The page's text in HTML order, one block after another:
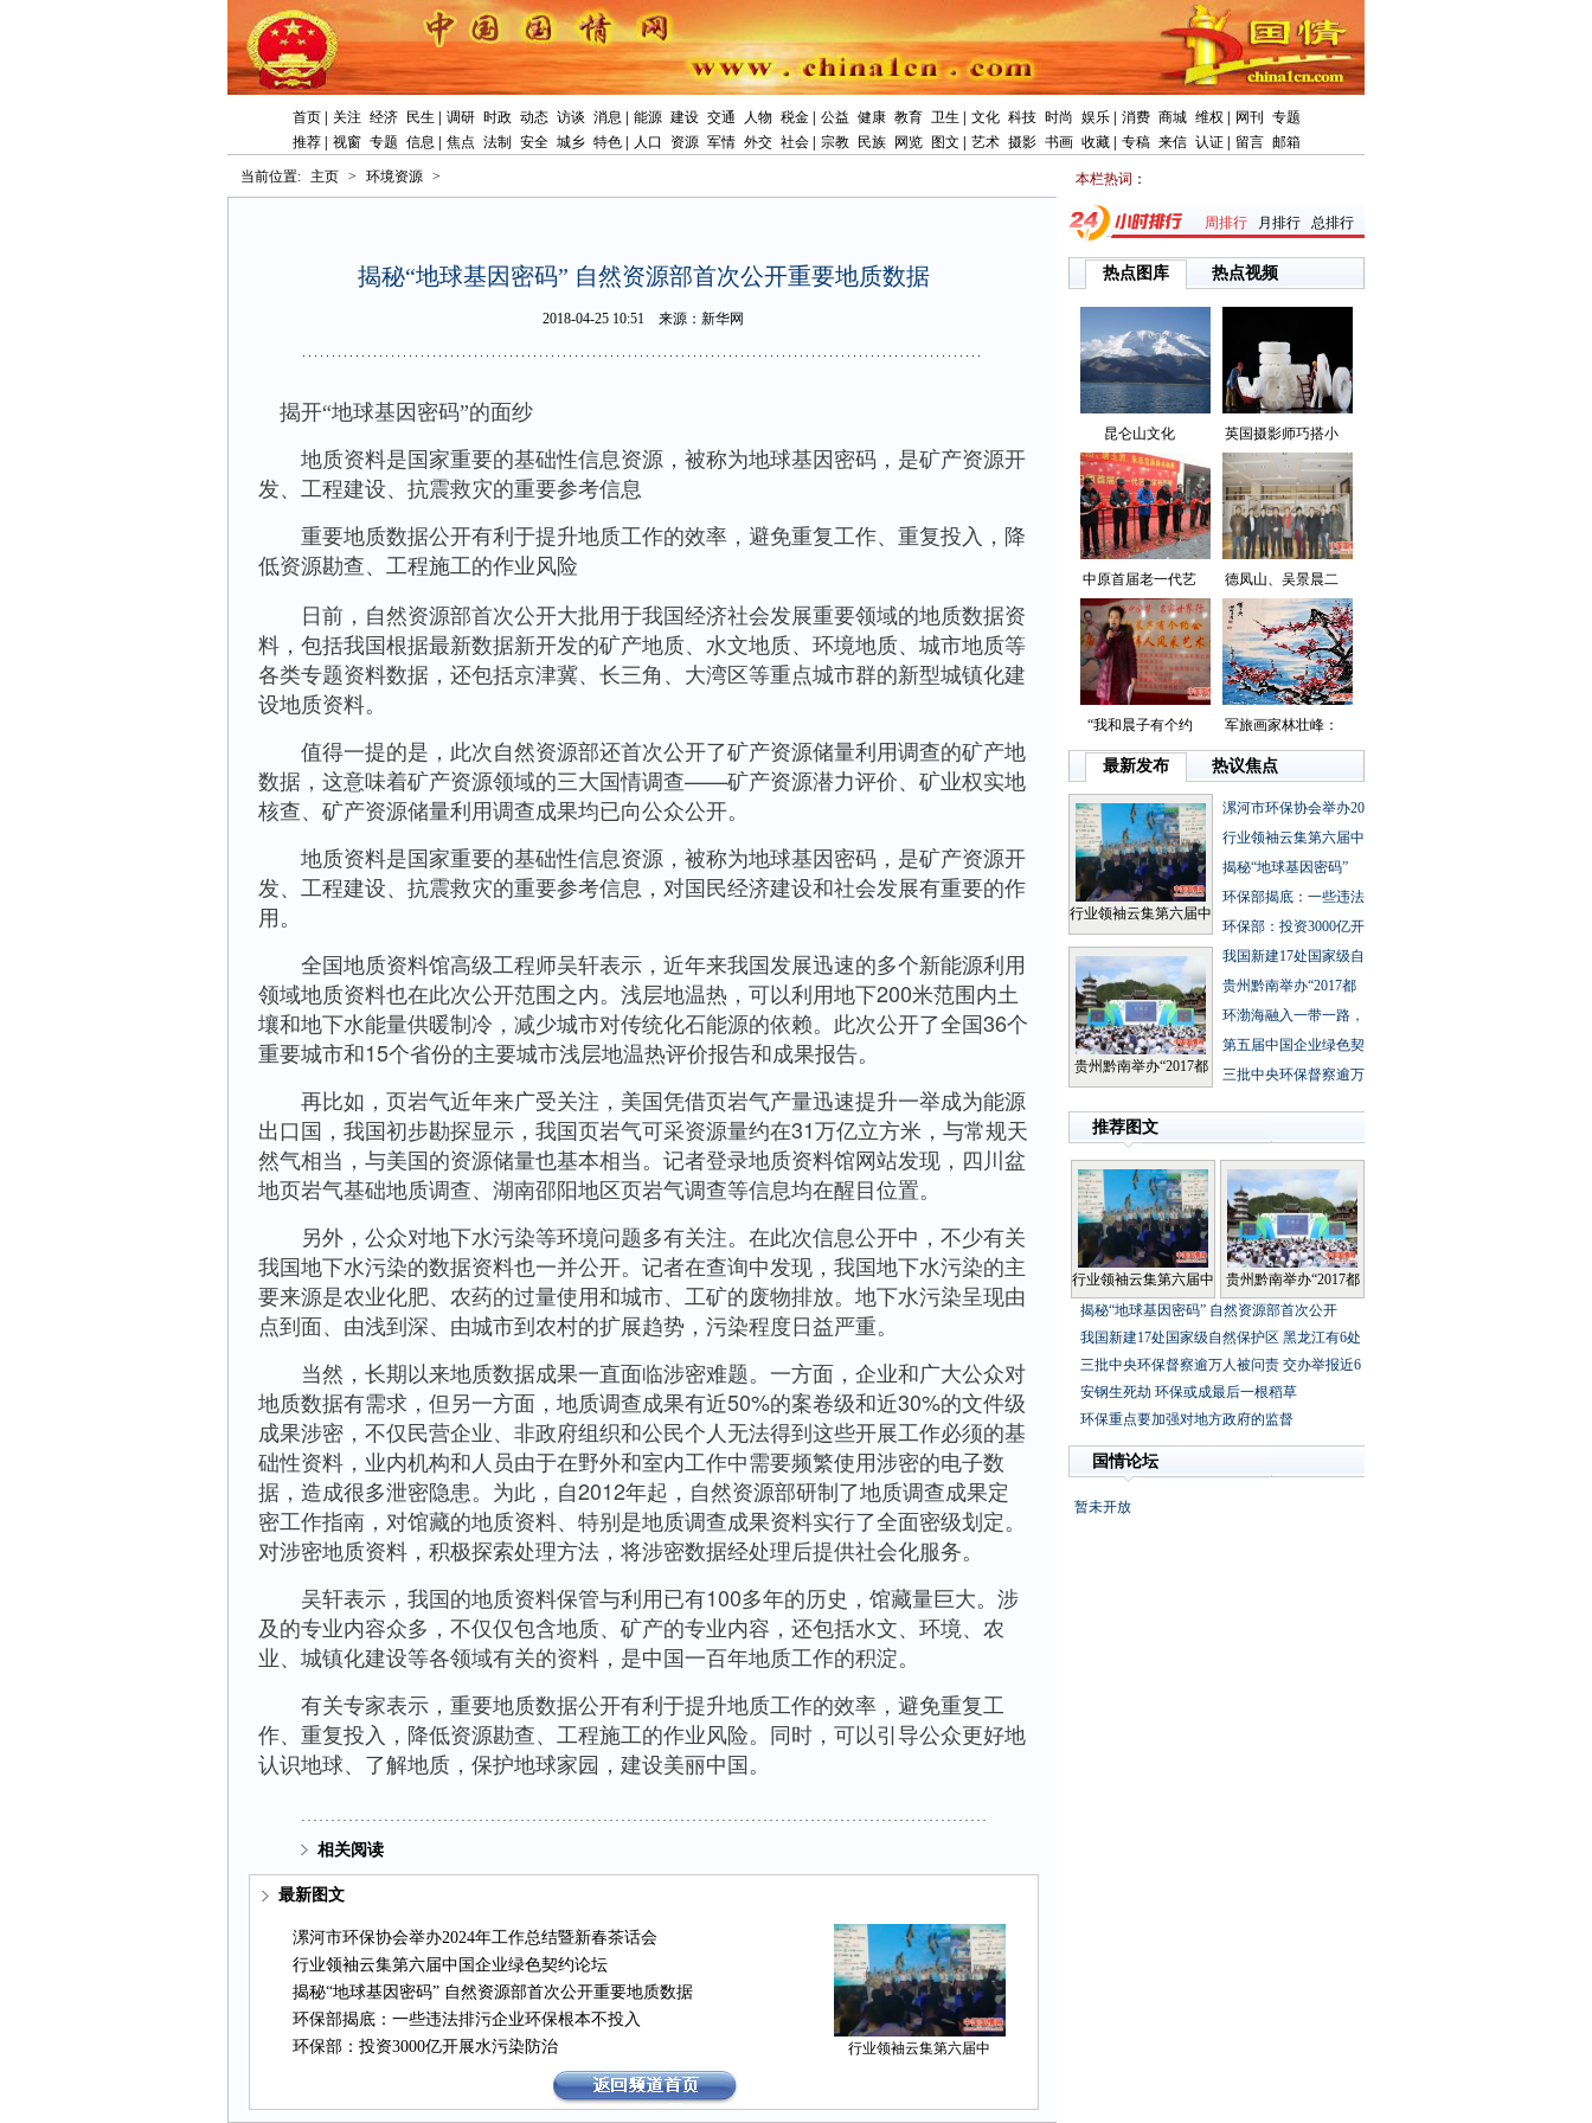
首页 关注 经济 民生 调研 时政 动态 访谈 消息 能源 建设 交通 人物 税金 公益 健康 教育 卫生 文化 科技 时尚 娱乐 消费 商城 维权 网刊
专题
推荐
视窗 专题 信息 焦点 法制 安全 城乡 特色 人口 资源 军情 外交 社会 宗教 民族 网览 图文 艺术 摄影 书画 收藏 专稿 来信 认证 留言 邮箱
当前位置: 主页 > 环境资源 >
揭秘“地球基因密码”自然资源部首次公开重要地质数据
2018-04-2510:51 来源：新华网
揭开“地球基因密码”的面纱
地质资料是国家重要的基础性信息资源，被称为地球基因密码，是矿产资源开
发、工程建设、抗震救灾的重要参考信息
重要地质数据公开有利于提升地质工作的效率，避免重复工作、重复投入，降
低资源勘查、工程施工的作业风险
日前，自然资源部首次公开大批用于我国经济社会发展重要领域的地质数据资
料，包括我国根据最新数据新开发的矿产地质、水文地质、环境地质、城市地质等
各类专题资料数据，还包括京津冀、长三角、大湾区等重点城市群的新型城镇化建
设地质资料。
值得一提的是，此次自然资源部还首次公开了矿产资源储量利用调查的矿产地
数据，这意味着矿产资源领域的三大国情调查——矿产资源潜力评价、矿业权实地
核查、矿产资源储量利用调查成果均已向公众公开。
地质资料是国家重要的基础性信息资源，被称为地球基因密码，是矿产资源开
发、工程建设、抗震救灾的重要参考信息，对国民经济建设和社会发展有重要的作
用。
全国地质资料馆高级工程师吴轩表示，近年来我国发展迅速的多个新能源利用
领域地质资料也在此次公开范围之内。浅层地温热，可以利用地下200米范围内土
壤和地下水能量供暖制冷，减少城市对传统化石能源的依赖。此次公开了全国36个
重要城市和15个省份的主要城市浅层地温热评价报告和成果报告。
再比如，页岩气近年来广受关注，美国凭借页岩气产量迅速提升一举成为能源
出口国，我国初步勘探显示，我国页岩气可采资源量约在31万亿立方米，与常规天
然气相当，与美国的资源储量也基本相当。记者登录地质资料馆网站发现，四川盆
地页岩气基础地质调查、湖南邵阳地区页岩气调查等信息均在醒目位置。
另外，公众对地下水污染等环境问题多有关注。在此次信息公开中，不少有关
我国地下水污染的数据资料也一并公开。记者在查询中发现，我国地下水污染的主
要来源是农业化肥、农药的过量使用和城市、工矿的废物排放。地下水污染呈现由
点到面、由浅到深、由城市到农村的扩展趋势，污染程度日益严重。
当然，长期以来地质数据成果一直面临涉密难题。一方面，企业和广大公众对
地质数据有需求，但另一方面，地质调查成果有近50%的案卷级和近30%的文件级
成果涉密，不仅民营企业、非政府组织和公民个人无法得到这些开展工作必须的基
础性资料，业内机构和人员由于在野外和室内工作中需要频繁使用涉密的电子数
据，造成很多泄密隐患。为此，自2012年起，自然资源部研制了地质调查成果定
密工作指南，对馆藏的地质资料、特别是地质调查成果资料实行了全面密级划定。
对涉密地质资料，积极探索处理方法，将涉密数据经处理后提供社会化服务。
吴轩表示，我国的地质资料保管与利用已有100多年的历史，馆藏量巨大。涉
及的专业内容众多，不仅仅包含地质、矿产的专业内容，还包括水文、环境、农
业、城镇化建设等各领域有关的资料，是中国一百年地质工作的积淀。
有关专家表示，重要地质数据公开有利于提升地质工作的效率，避免重复工
作、重复投入，降低资源勘查、工程施工的作业风险。同时，可以引导公众更好地
认识地球、了解地质，保护地球家园，建设美丽中国。
相关阅读
最新图文
漯河市环保协会举办2024年工作总结暨新春茶话会
行业领袖云集第六届中国企业绿色契约论坛
揭秘“地球基因密码”自然资源部首次公开重要地质数据
环保部揭底：一些违法排污企业环保根本不投入
环保部：投资3000亿开展水污染防治
行业领袖云集第六届中
本栏热词 ：
总排行
月排行
周排行
热点图库 热点视频
昆仑山文化 英国摄影师巧搭小
中原首届老一代艺 德凤山、吴景晨二
“我和晨子有个约 军旅画家林壮峰：
最新发布 热议焦点
行业领袖云集第六届中
贵州黔南举办“2017都
漯河市环保协会举办20
行业领袖云集第六届中
揭秘“地球基因密码”
环保部揭底：一些违法
环保部：投资3000亿开
我国新建17处国家级自
贵州黔南举办“2017都
环渤海融入一带一路，
第五届中国企业绿色契
三批中央环保督察逾万
推荐图文
行业领袖云集第六届中
贵州黔南举办“2017都
揭秘“地球基因密码”自然资源部首次公开
我国新建17处国家级自然保护区黑龙江有6处
三批中央环保督察逾万人被问责交办举报近6
安钢生死劫环保或成最后一根稻草
环保重点要加强对地方政府的监督
国情论坛
暂未开放